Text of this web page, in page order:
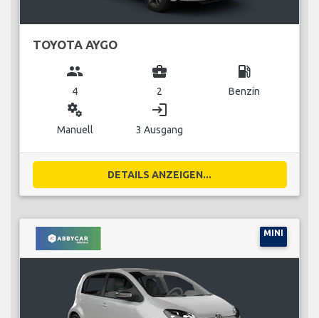
TOYOTA AYGO
group
4
business_center
2
local_gas_station
Benzin
miscellaneous_services
Manuell
login
3 Ausgang
DETAILS ANZEIGEN...
MINI